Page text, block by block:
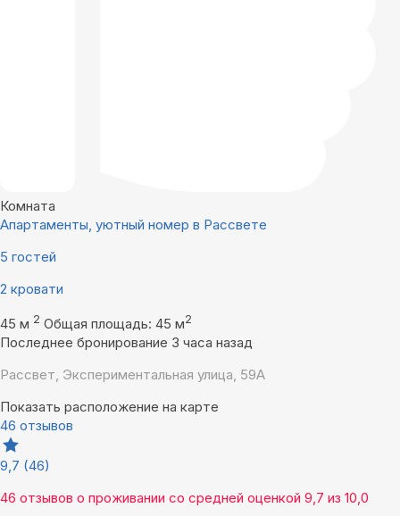
Комната
Апартаменты, уютный номер в Рассвете
5 гостей
2 кровати
45 м 2 Общая площадь: 45 м2
Последнее бронирование 3 часа назад
Рассвет, Экспериментальная улица, 59А
Показать расположение на карте
46 отзывов
9,7 (46)
46 отзывов о проживании со средней оценкой 9,7 из 10,0